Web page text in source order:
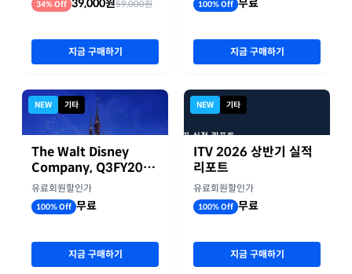
34% Off 39,000원59,000원
지금 구매하기
NEW 기타
The Walt Disney
Company, Q3FY2026
실적자료
유료회원할인가
100% Off 무료
지금 구매하기
100% Off 무료
지금 구매하기
NEW 기타
ITV 2026 상반기 실적
리포트
유료회원할인가
100% Off 무료
지금 구매하기